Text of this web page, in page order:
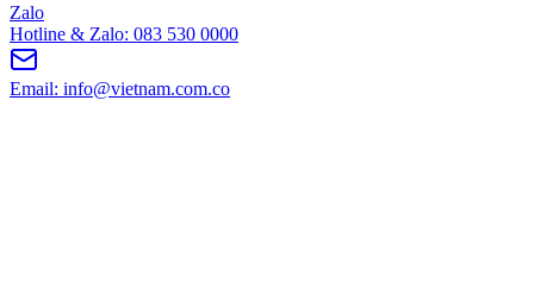
Zalo
Hotline & Zalo: 083 530 0000
Email: info@vietnam.com.co